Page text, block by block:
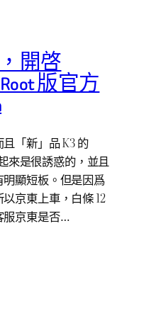
開啓
版官方
「新」品 K3 的
來是很誘惑的，並且
顯短板。但是因爲
京東上車，白條 12
服京東是否…